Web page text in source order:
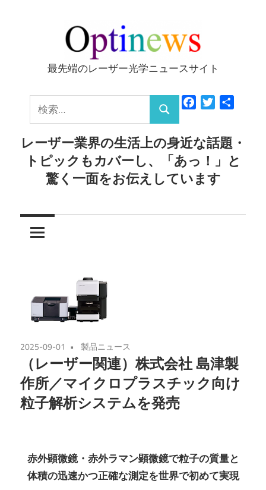
ッ
Optinews
最先端のレーザー光学ニュースサイト
索:
検
索
FacebookTwitter
レーザー業界の生活上の身近な話題・
トピックもカバーし、「あっ！」と
驚く一面をお伝えしています
2025-09-01 製品ニュース
（レーザー関連）株式会社 島津製
作所／マイクロプラスチック向け
粒子解析システムを発売
赤外顕微鏡・赤外ラマン顕微鏡で粒子の質量と
体積の迅速かつ正確な測定を世界で初めて実現